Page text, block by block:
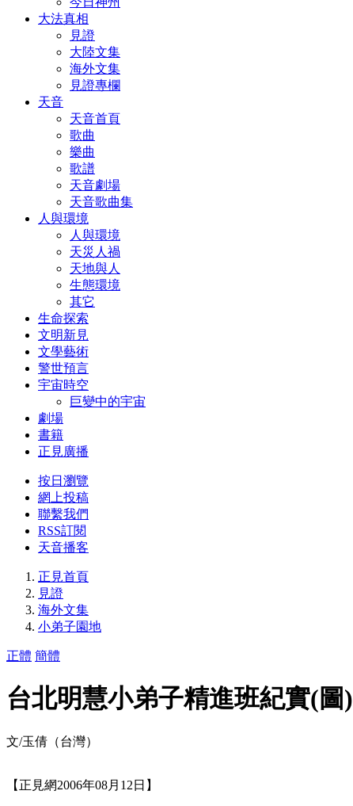
大法真相
見證
大陸文集
海外文集
見證專欄
天音
天音首頁
歌曲
樂曲
歌譜
天音劇場
天音歌曲集
人與環境
人與環境
天災人禍
天地與人
生態環境
其它
生命探索
文明新見
文學藝術
警世預言
宇宙時空
巨變中的宇宙
劇場
書籍
正見廣播
按日瀏覽
網上投稿
聯繫我們
RSS訂閱
天音播客
正見首頁
見證
海外文集
小弟子園地
正體 簡體
台北明慧小弟子精進班紀實(圖)
文/玉倩（台灣）
【正見網2006年08月12日】